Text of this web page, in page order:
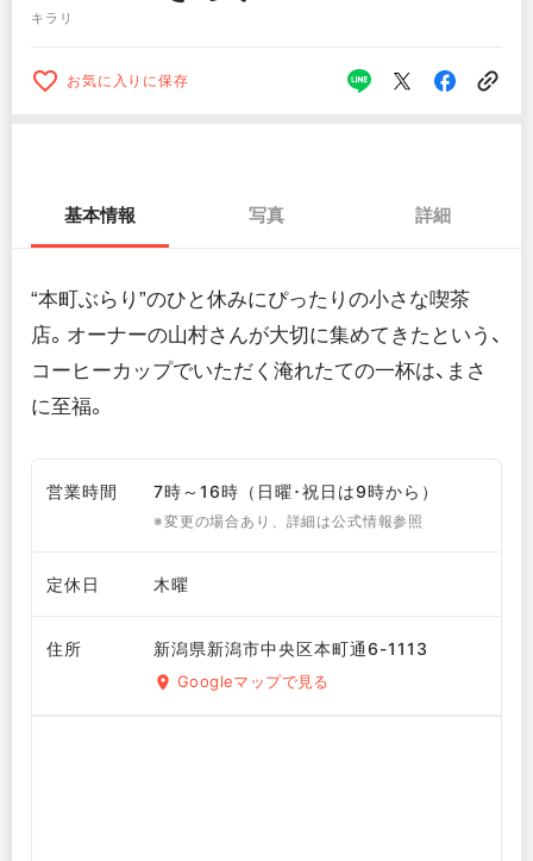
キラリ
お気に入りに保存
基本情報 写真 詳細
“本町ぶらり”のひと休みにぴったりの小さな喫茶
店。オーナーの山村さんが大切に集めてきたという、
コーヒーカップでいただく淹れたての一杯は、まさ
に至福。
営業時間 7時～16時（日曜･祝日は9時から）
※変更の場合あり、詳細は公式情報参照
定休日 木曜
住所 新潟県新潟市中央区本町通6-1113
Googleマップで見る